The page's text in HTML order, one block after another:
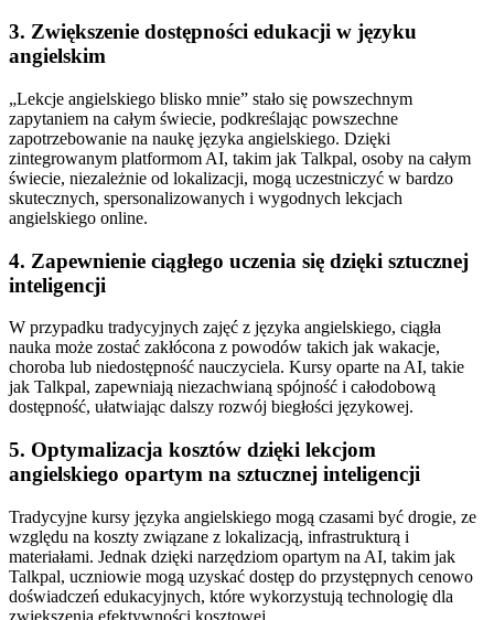
3. Zwiększenie dostępności edukacji w języku
angielskim
„Lekcje angielskiego blisko mnie” stało się powszechnym
zapytaniem na całym świecie, podkreślając powszechne
zapotrzebowanie na naukę języka angielskiego. Dzięki
zintegrowanym platformom AI, takim jak Talkpal, osoby na całym
świecie, niezależnie od lokalizacji, mogą uczestniczyć w bardzo
skutecznych, spersonalizowanych i wygodnych lekcjach
angielskiego online.
4. Zapewnienie ciągłego uczenia się dzięki sztucznej
inteligencji
W przypadku tradycyjnych zajęć z języka angielskiego, ciągła
nauka może zostać zakłócona z powodów takich jak wakacje,
choroba lub niedostępność nauczyciela. Kursy oparte na AI, takie
jak Talkpal, zapewniają niezachwianą spójność i całodobową
dostępność, ułatwiając dalszy rozwój biegłości językowej.
5. Optymalizacja kosztów dzięki lekcjom
angielskiego opartym na sztucznej inteligencji
Tradycyjne kursy języka angielskiego mogą czasami być drogie, ze
względu na koszty związane z lokalizacją, infrastrukturą i
materiałami. Jednak dzięki narzędziom opartym na AI, takim jak
Talkpal, uczniowie mogą uzyskać dostęp do przystępnych cenowo
doświadczeń edukacyjnych, które wykorzystują technologię dla
zwiększenia efektywności kosztowej.